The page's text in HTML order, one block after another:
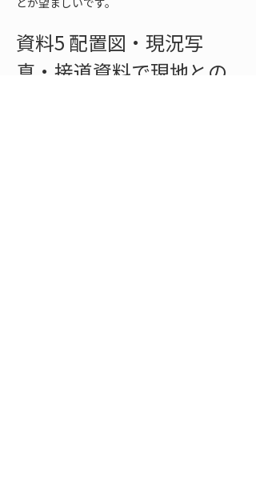
資料5 配置図・現況写
真・接道資料で現地との